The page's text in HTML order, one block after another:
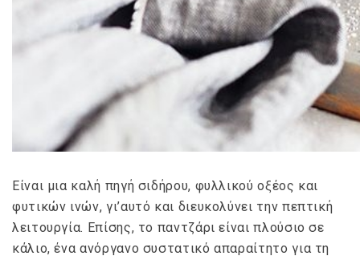
Είναι μια καλή πηγή σιδήρου, φυλλικού οξέος και
φυτικών ινών, γι’αυτό και διευκολύνει την πεπτική
λειτουργία. Επίσης, το παντζάρι είναι πλούσιο σε
κάλιο, ένα ανόργανο συστατικό απαραίτητο για τη